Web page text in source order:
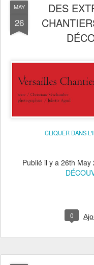
MAY
26
DES
CLIQUER DANS
Publié il y a 26th May
0